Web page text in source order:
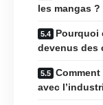
les mangas ?
Pourquoi
devenus des
avec